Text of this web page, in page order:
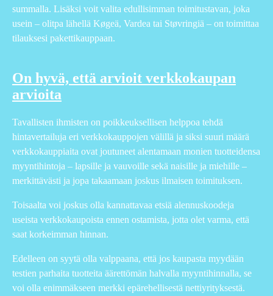
summalla. Lisäksi voit valita edullisimman toimitustavan, joka
usein – olitpa lähellä Køgeä, Vardea tai Støvringiä – on toimittaa
tilauksesi pakettikauppaan.
On hyvä, että arvioit verkkokaupan
arvioita
Tavallisten ihmisten on poikkeuksellisen helppoa tehdä
hintavertailuja eri verkkokauppojen välillä ja siksi suuri määrä
verkkokauppiaita ovat joutuneet alentamaan monien tuotteidensa
myyntihintoja – lapsille ja vauvoille sekä naisille ja miehille –
merkittävästi ja jopa takaamaan joskus ilmaisen toimituksen.
Toisaalta voi joskus olla kannattavaa etsiä alennuskoodeja
useista verkkokaupoista ennen ostamista, jotta olet varma, että
saat korkeimman hinnan.
Edelleen on syytä olla valppaana, että jos kaupasta myydään
testien parhaita tuotteita äärettömän halvalla myyntihinnalla, se
voi olla enimmäkseen merkki epärehellisestä nettiyrityksestä.